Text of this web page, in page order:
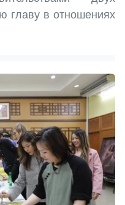
главу в отношениях